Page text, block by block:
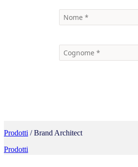
Prodotti / Brand Architect
Prodotti